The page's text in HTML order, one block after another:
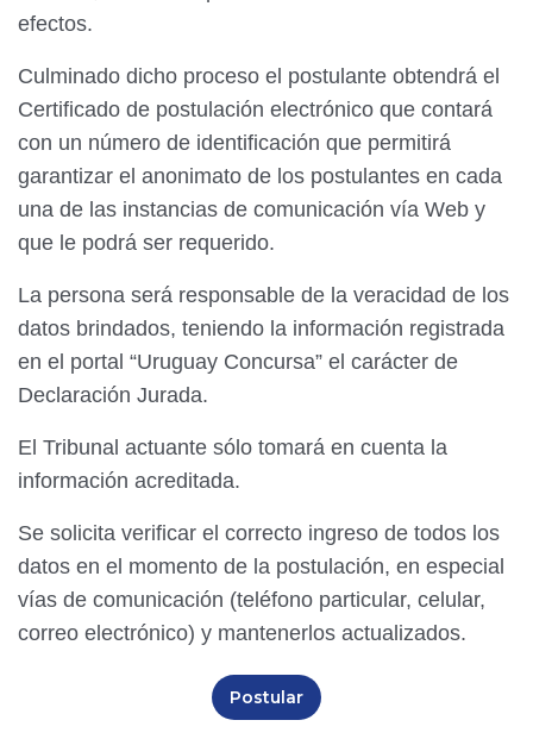
efectos.
Culminado dicho proceso el postulante obtendrá el
Certificado de postulación electrónico que contará
con un número de identificación que permitirá
garantizar el anonimato de los postulantes en cada
una de las instancias de comunicación vía Web y
que le podrá ser requerido.
La persona será responsable de la veracidad de los
datos brindados, teniendo la información registrada
en el portal “Uruguay Concursa” el carácter de
Declaración Jurada.
El Tribunal actuante sólo tomará en cuenta la
información acreditada.
Se solicita verificar el correcto ingreso de todos los
datos en el momento de la postulación, en especial
vías de comunicación (teléfono particular, celular,
correo electrónico) y mantenerlos actualizados.
Postular